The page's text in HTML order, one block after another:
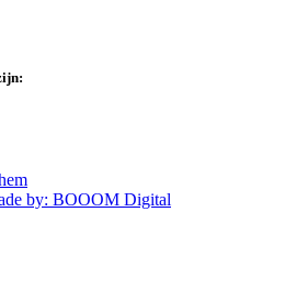
by: BOOOM Digital